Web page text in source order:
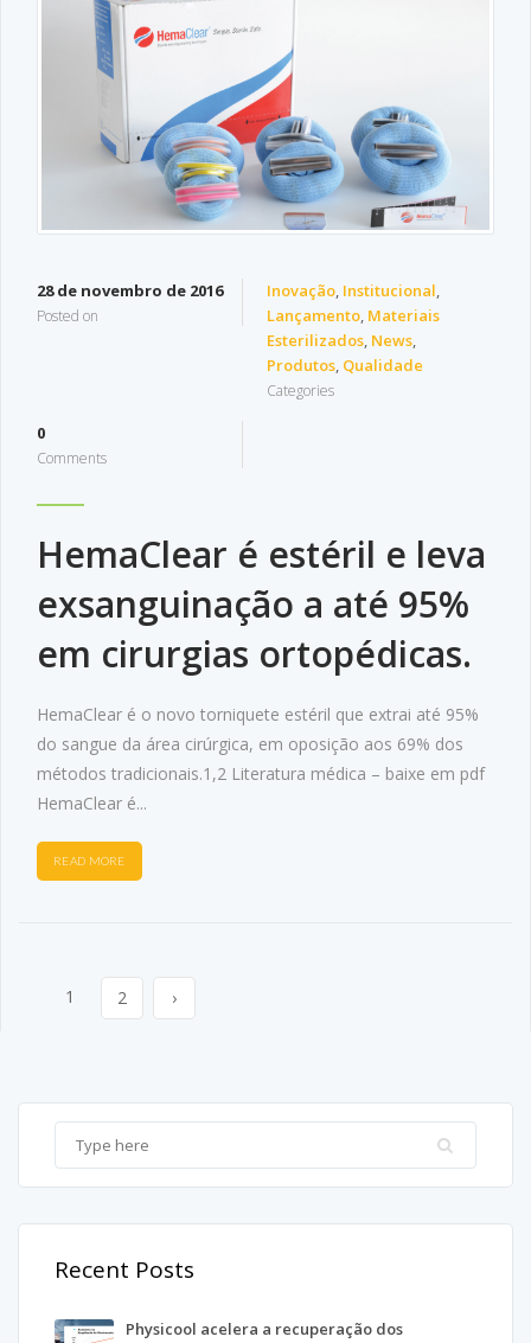
28 de novembro de 2016
Posted on
Inovação, Institucional,
Lançamento, Materiais
Esterilizados, News,
Produtos, Qualidade
Categories
0
Comments
HemaClear é estéril e leva
exsanguinação a até 95%
em cirurgias ortopédicas.
HemaClear é o novo torniquete estéril que extrai até 95%
do sangue da área cirúrgica, em oposição aos 69% dos
métodos tradicionais.1,2 Literatura médica – baixe em pdf
HemaClear é...
READ MORE
1 2 ›
Recent Posts
Physicool acelera a recuperação dos